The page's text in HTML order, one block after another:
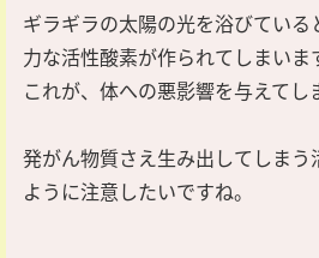
ギラギラの太陽の光を浴びてい
力な活性酸素が作られてしまいま
これが、体への悪影響を与えてし
発がん物質さえ生み出してしまう
ように注意したいですね。